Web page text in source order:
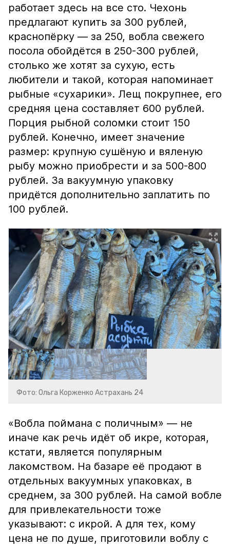
работает здесь на все сто. Чехонь
предлагают купить за 300 рублей,
краснопёрку — за 250, вобла свежего
посола обойдётся в 250-300 рублей,
столько же хотят за сухую, есть
любители и такой, которая напоминает
рыбные «сухарики». Лещ покрупнее, его
средняя цена составляет 600 рублей.
Порция рыбной соломки стоит 150
рублей. Конечно, имеет значение
размер: крупную сушёную и вяленую
рыбу можно приобрести и за 500-800
рублей. За вакуумную упаковку
придётся дополнительно заплатить по
100 рублей.
Фото: Ольга Корженко Астрахань 24
«Вобла поймана с поличным» — не
иначе как речь идёт об икре, которая,
кстати, является популярным
лакомством. На базаре её продают в
отдельных вакуумных упаковках, в
среднем, за 300 рублей. На самой вобле
для привлекательности тоже
указывают: с икрой. А для тех, кому
цена не по душе, приготовили воблу с